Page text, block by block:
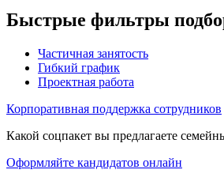
Быстрые фильтры
Частичная занятость
Гибкий график
Проектная работа
Корпоративная поддержка сотрудников
Какой соцпакет вы предлагаете
Оформляйте кандидатов онлайн